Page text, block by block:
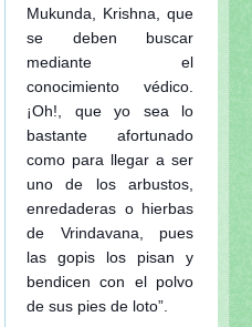
Mukunda, Krishna, que
se deben buscar
mediante el
conocimiento védico.
¡Oh!, que yo sea lo
bastante afortunado
como para llegar a ser
uno de los arbustos,
enredaderas o hierbas
de Vrindavana, pues
las gopis los pisan y
bendicen con el polvo
de sus pies de loto”.